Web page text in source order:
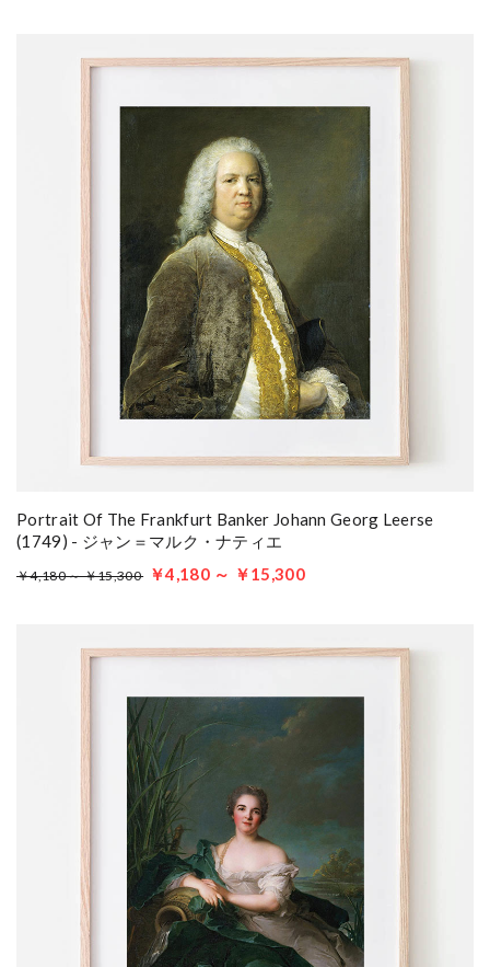
Portrait Of The Frankfurt Banker Johann Georg Leerse
(1749) - ジャン＝マルク・ナティエ
￥4,180 ～ ￥15,300 ￥4,180 ～ ￥15,300